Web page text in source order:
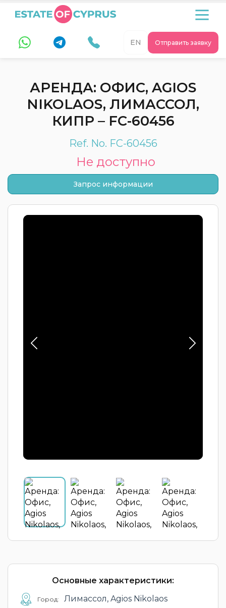
Отправить заявку
EN
АРЕНДА: ОФИС, AGIOS
NIKOLAOS, ЛИМАССОЛ,
КИПР – FC-60456
Ref. No. FC-60456
Не доступно
Запрос информации
Основные характеристики:
Город: Лимассол, Agios Nikolaos